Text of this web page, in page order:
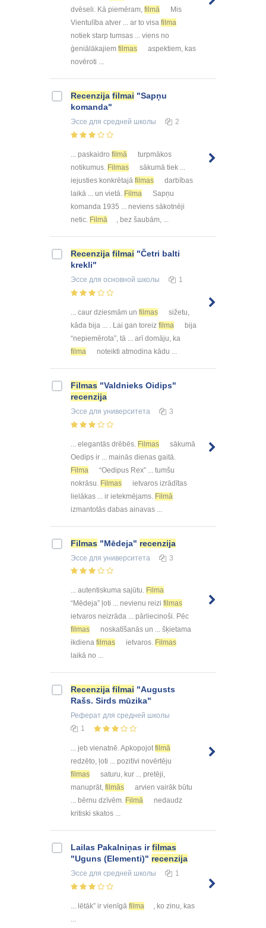
dvēseli. Kā piemēram, filmā
Mis
Vientulība atver ... ar to visa filma
notiek starp tumsas ... viens no
ģeniālākajiem filmas
aspektiem, kas
novēroti ...
Recenzija filmai "Sapņu
komanda"
Эссе для средней школы 2
... paskaidro filmā
turpmākos
notikumus. Filmas
sākumā tiek ...
iejusties konkrētajā filmas
darbības
laikā ... un vietā. Filma
Sapņu
komanda 1935 ... neviens sākotnēji
netic. Filmā , bez šaubām, ...
Recenzija filmai "Četri balti
krekli"
Эссе для основной школы 1
... caur dziesmām un filmas
sižetu,
kāda bija ... . Lai gan toreiz filma
bija
“nepiemērota”, tā ... arī domāju, ka
filma
noteikti atmodina kādu ...
Filmas "Valdnieks Oidips"
recenzija
Эссе для университета 3
... elegantās drēbēs. Filmas
sākumā
Oedips ir ... mainās dienas gaitā.
Filma
“Oedipus Rex” ... tumšu
nokrāsu. Filmas
ietvaros izrādītas
lielākas ... ir ietekmējams. Filmā
izmantotās dabas ainavas ...
Filmas "Mēdeja" recenzija
Эссе для университета 3
... autentiskuma sajūtu. Filma
“Mēdeja” ļoti ... nevienu reizi filmas
ietvaros neizrāda ... pārliecinoši. Pēc
filmas
noskatīšanās un ... šķietama
ikdiena filmas ietvaros. Filmas
laikā no ...
Recenzija filmai "Augusts
Rašs. Sirds mūzika"
Реферат для средней школы
1
... jeb vienatnē. Apkopojotfilmā
redzēto, ļoti ... pozitīvi novērtēju
filmas
saturu, kur ... pretēji,
manuprāt, filmās
arvien vairāk būtu
... bērnu dzīvēm. Filmā
nedaudz
kritiski skatos ...
Lailas Pakalniņas irfilmas
"Uguns (Elementi)" recenzija
Эссе для средней школы 1
... lētāk” ir vienīgā filma
, ko zinu, kas
...